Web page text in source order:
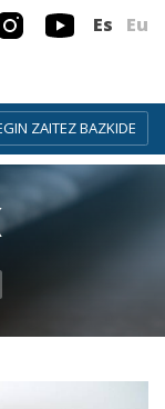
Es Eu
ZAITEZ BAZKIDE